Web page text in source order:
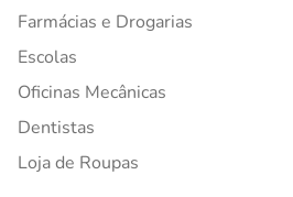
Farmácias e Drogarias
Escolas
Oficinas Mecânicas
Dentistas
Loja de Roupas